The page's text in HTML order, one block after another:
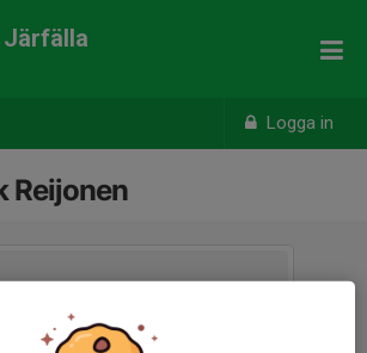
Logga in
Järfälla
Reijonen